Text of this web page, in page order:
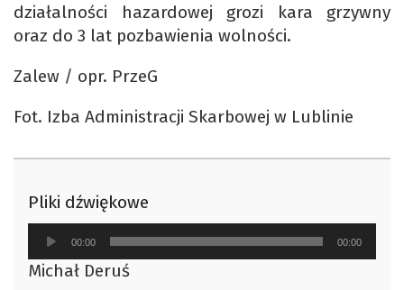
działalności hazardowej grozi kara grzywny
oraz do 3 lat pozbawienia wolności.
Zalew / opr. PrzeG
Fot. Izba Administracji Skarbowej w Lublinie
Pliki dźwiękowe
Odtwarzacz
plików
dźwiękowych
00:00 00:00
Michał Deruś